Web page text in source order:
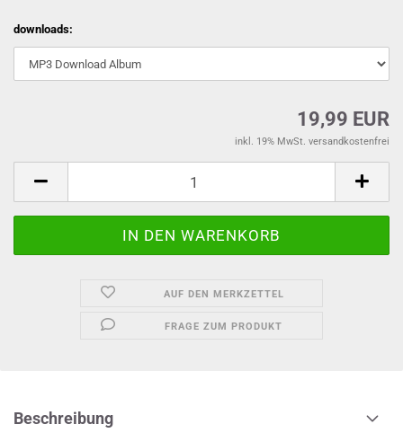
downloads:
19,99 EUR
inkl. 19% MwSt. versandkostenfrei
AUF DEN MERKZETTEL
FRAGE ZUM PRODUKT
Beschreibung